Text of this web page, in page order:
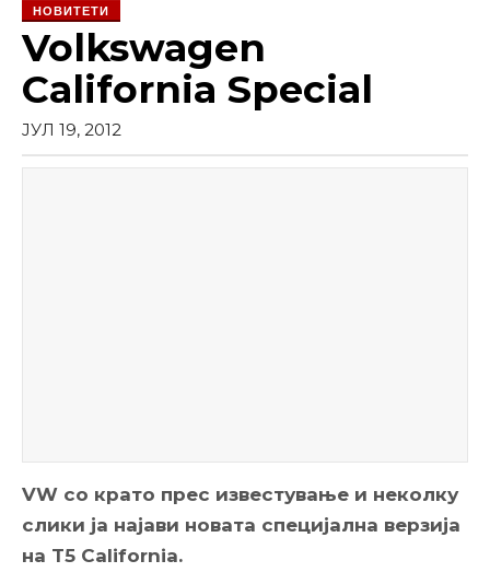
НОВИТЕТИ
Volkswagen
California Special
ЈУЛ 19, 2012
VW со крато прес известување и неколку
слики ја најави новата специјална верзија
на T5 California.